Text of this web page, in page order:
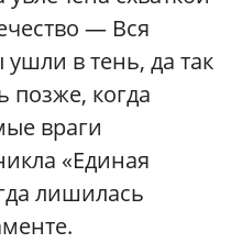
— Вся
в тень, да так
позже, когда
враги
«Единая
лишилась